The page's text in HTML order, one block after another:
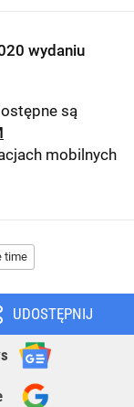
wydaniu
są
mobilnych
time
UDOSTĘPNIJ